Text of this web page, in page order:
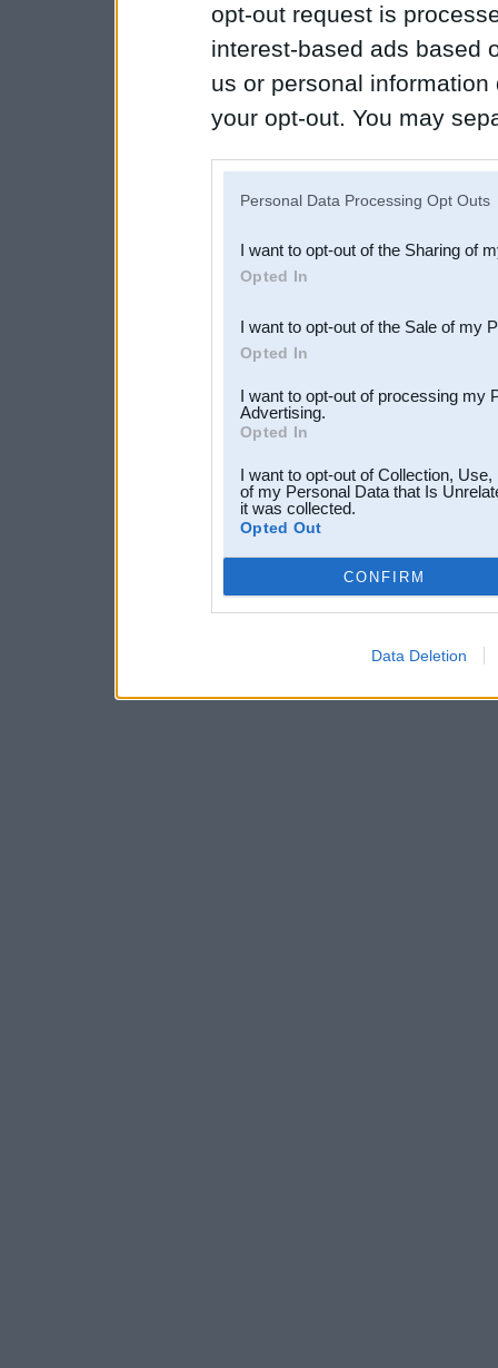
opt-out request is
interest-based ads based
us or personal
your opt-out. You may
Downstream Participants
third parties.
Personal Data Processing Opt Outs
I want to opt-out of the Sharing of
Opted In
I want to opt-out of the Sale of my
Opted In
I want to opt-out of processing my
Advertising.
Opted In
I want to opt-out of Collection,
of my Personal Data that Is
it was collected.
Opted Out
CONFIRM
Data Deletion